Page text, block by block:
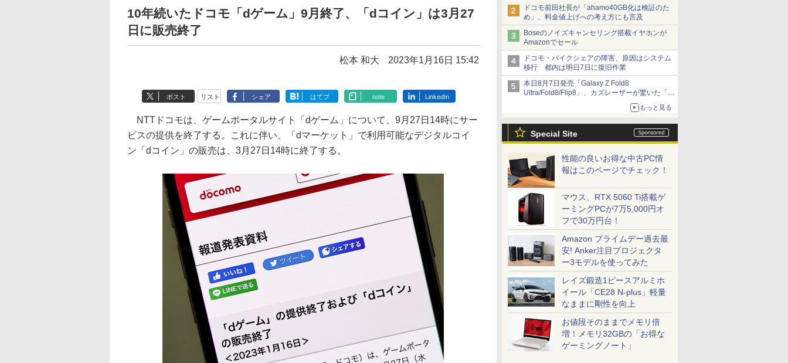
ドコモ前田社長が「ahamo40GB化は検証のた
め」、料金値上げへの考え方にも言及
Boseのノイズキャンセリング搭載イヤホンが
Amazonでセール
ドコモ・バイクシェアの障害、原因はシステム
移行 都内は明日7日に復旧作業
本日8月7日発売「Galaxy Z Fold8
Ultra/Fold8/Flip8」、カズレーザーが驚いた「そ
もっと見る
Special Site
性能の良いお得な中古PC情
報はこのページでチェック！
マウス、RTX 5060 Ti搭載ゲ
ーミングPCが7万5,000円オ
フで30万円台！
Amazon プライムデー過去最
安! Anker注目プロジェクタ
ー3モデルを使ってみた
レイズ鍛造1ピースアルミホ
イール「CE28 N-plus」軽量
なままに剛性を向上
お値段そのままでメモリ倍
増！メモリ32GBの「お得な
ゲーミングノート」
10年続いたドコモ「dゲーム」9月終了、「dコイン」は3月27
日に販売終了
松本 和大 2023年1月16日 15:42
ポスト リスト シェア はてブ note LinkedIn
NTTドコモは、ゲームポータルサイト「dゲーム」について、9月27日14時にサー
ビスの提供を終了する。これに伴い、「dマーケット」で利用可能なデジタルコイ
ン「dコイン」の販売は、3月27日14時に終了する。